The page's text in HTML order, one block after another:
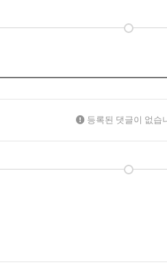
등록된 댓글이 없습